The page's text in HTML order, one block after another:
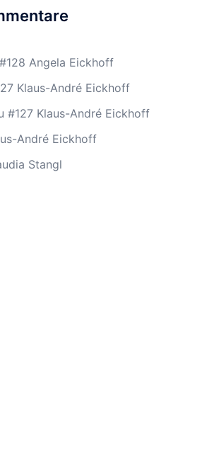
#128 Angela Eickhoff
Klaus-André Eickhoff
#127 Klaus-André Eickhoff
André Eickhoff
Stangl